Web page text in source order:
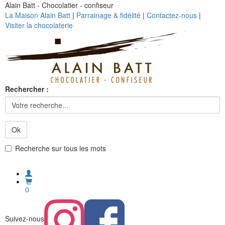
Alain Batt - Chocolatier - confiseur
La Maison Alain Batt | Parrainage & fidélité | Contactez-nous |
Visiter la chocolaterie
Rechercher :
Ok
Recherche sur tous les mots
0
Suivez-nous